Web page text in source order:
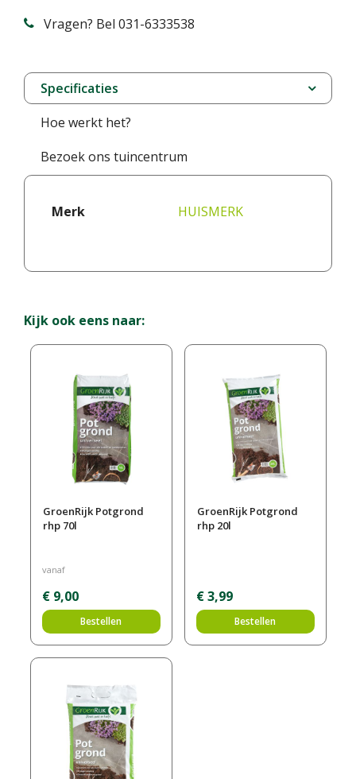
Vragen? Bel 031-6333538
Specificaties
Hoe werkt het?
Bezoek ons tuincentrum
Merk HUISMERK
Kijk ook eens naar:
GroenRijk Potgrond
rhp 70l
vanaf
€ 9,00
Bestellen
GroenRijk Potgrond
rhp 20l
€ 3,99
Bestellen